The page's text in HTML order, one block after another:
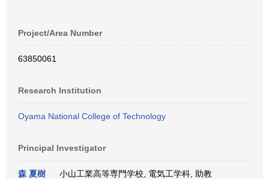
Project/Area Number
63850061
Research Institution
Oyama National College of Technology
Principal Investigator
森 夏樹
小山工業高等専門学校, 電気工学科, 助教